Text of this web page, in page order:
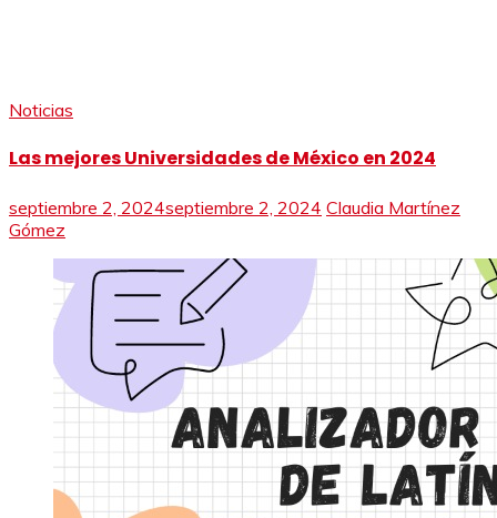
Noticias
Las mejores Universidades de México en 2024
septiembre 2, 2024septiembre 2, 2024 Claudia Martínez
Gómez